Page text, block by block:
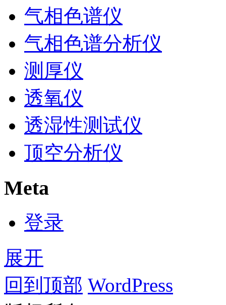
气相色谱仪
气相色谱分析仪
测厚仪
透氧仪
透湿性测试仪
顶空分析仪
Meta
登录
展开
回到顶部 WordPress